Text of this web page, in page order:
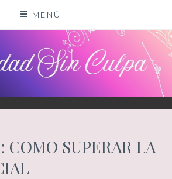
MENÚ
COMO SUPERAR LA